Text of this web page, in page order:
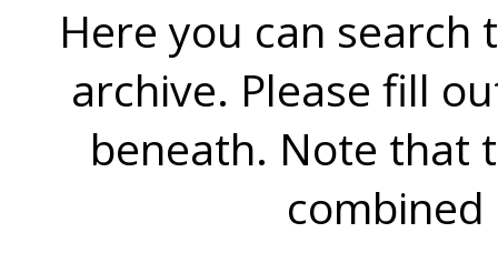
Here you can search
archive. Please fill
beneath. Note that
combined